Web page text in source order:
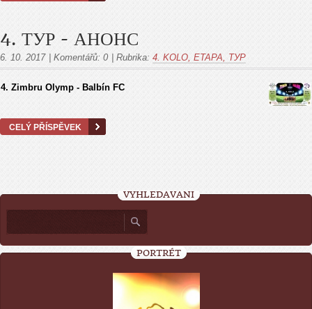
4. ТУР - АНОНС
6. 10. 2017 Komentářů: 0 Rubrika: 4. KOLO, ETAPA, ТУР
4. Zimbru Olymp - Balbín FC
CELÝ PŘÍSPĚVEK
VYHLEDÁVÁNÍ
PORTRÉT